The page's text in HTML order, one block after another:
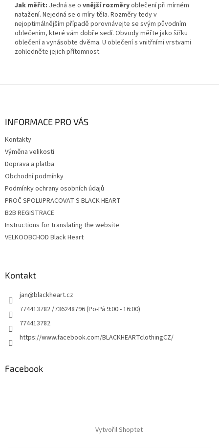
Jak měřit: Jedná se o vnější rozměryoblečení při mírném
natažení. Nejedná se o míry těla. Rozměry tedy v
nejoptimálnějším případě porovnávejte se svým původním
oblečením, které vám dobře sedí. Obvody měřte jako šířku
oblečení a vynásobte dvěma. U oblečení s vnitřními vrstvami
zohledněte jejich přítomnost.
INFORMACE PRO VÁS
Kontakty
Výměna velikosti
Doprava a platba
Obchodní podmínky
Podmínky ochrany osobních údajů
PROČ SPOLUPRACOVAT S BLACK HEART
B2B REGISTRACE
Instructions for translating the website
VELKOOBCHOD Black Heart
Kontakt
jan@blackheart.cz
774413782 /736248796 (Po-Pá 9:00 - 16:00)
774413782
https://www.facebook.com/BLACKHEARTclothingCZ/
Facebook
Vytvořil Shoptet